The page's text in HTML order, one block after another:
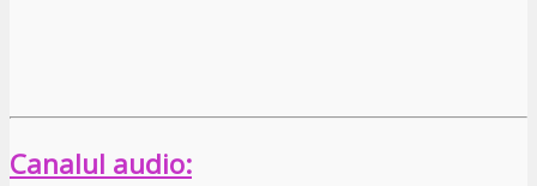
Canalul audio: